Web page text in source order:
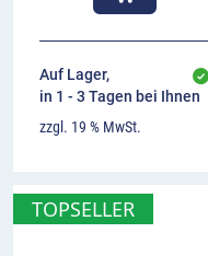
Auf Lager,
in 1 - 3 Tagen bei Ihnen
zzgl. 19 % MwSt.
TOPSELLER